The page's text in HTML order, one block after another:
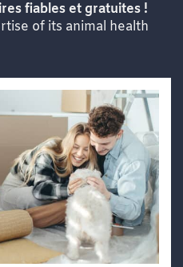
fiables et gratuites !
of its animal health